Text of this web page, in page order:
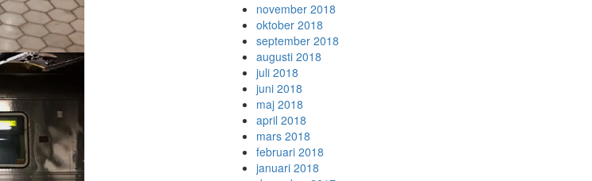
november 2018
oktober 2018
september 2018
augusti 2018
juli 2018
juni 2018
maj 2018
april 2018
mars 2018
februari 2018
januari 2018